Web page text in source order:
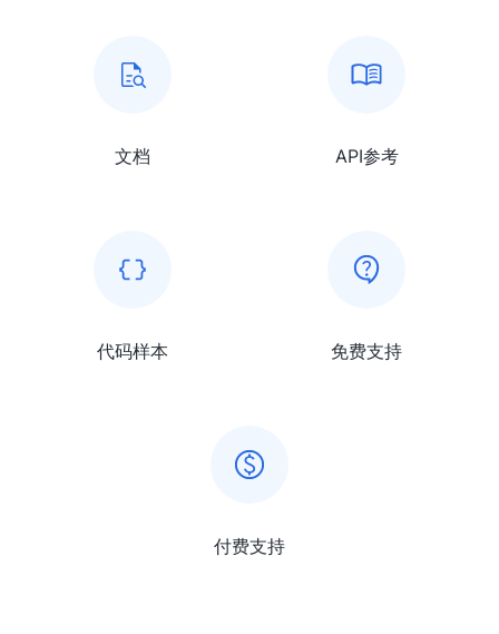
文档 API参考
代码样本 免费支持
付费支持